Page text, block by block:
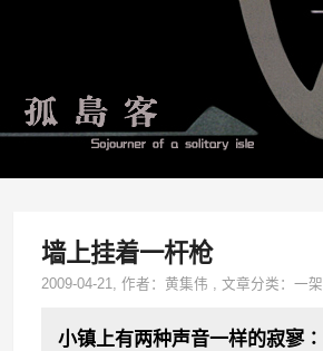
墙上挂着一杆枪
2009-04-21, 作者：黄集伟 ,文章分类：一
小镇上有两种声音一样的寂寥